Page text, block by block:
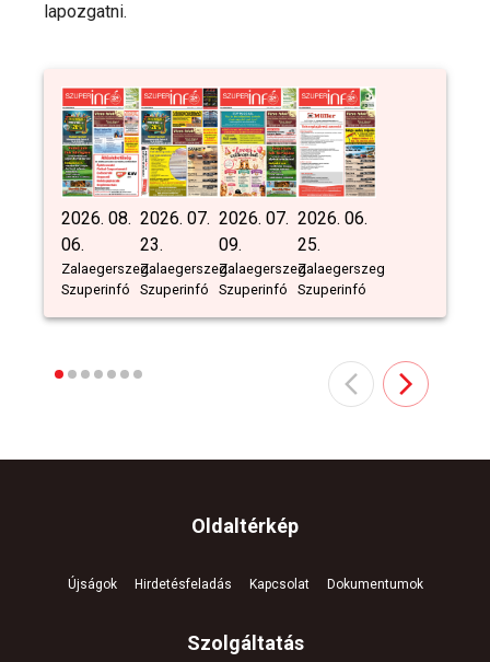
lapozgatni.
2026. 08.
06.
Zalaegerszeg
Szuperinfó
2026. 07.
23.
Zalaegerszeg
Szuperinfó
2026. 07.
09.
Zalaegerszeg
Szuperinfó
2026. 06.
25.
Zalaegerszeg
Szuperinfó
Szolgáltatás
Oldaltérkép
Újságok Hirdetésfeladás Kapcsolat Dokumentumok